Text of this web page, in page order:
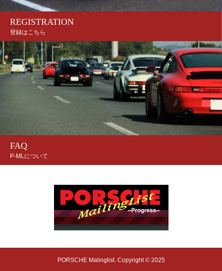
REGISTRATION
登録はこちら
FAQ
P-MLについて
PORSCHE Malinglist. Copyright © 2025